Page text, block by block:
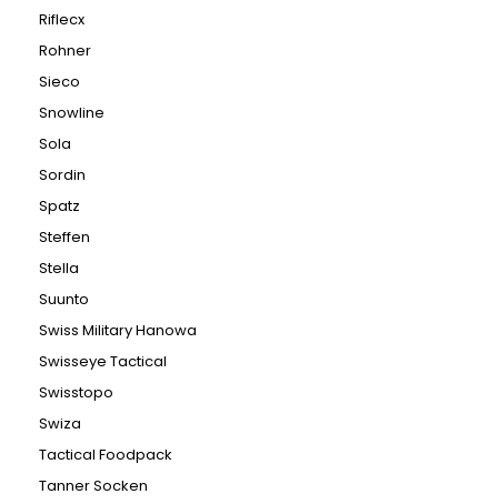
Riflecx
Rohner
Sieco
Snowline
Sola
Sordin
Spatz
Steffen
Stella
Suunto
Swiss Military Hanowa
Swisseye Tactical
Swisstopo
Swiza
Tactical Foodpack
Tanner Socken